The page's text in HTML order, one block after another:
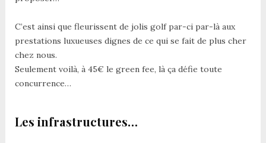
C’est ainsi que fleurissent de jolis golf par-ci par-là aux
prestations luxueuses dignes de ce qui se fait de plus cher
chez nous.
Seulement voilà, à 45€ le green fee, là ça défie toute
concurrence…
Les infrastructures…